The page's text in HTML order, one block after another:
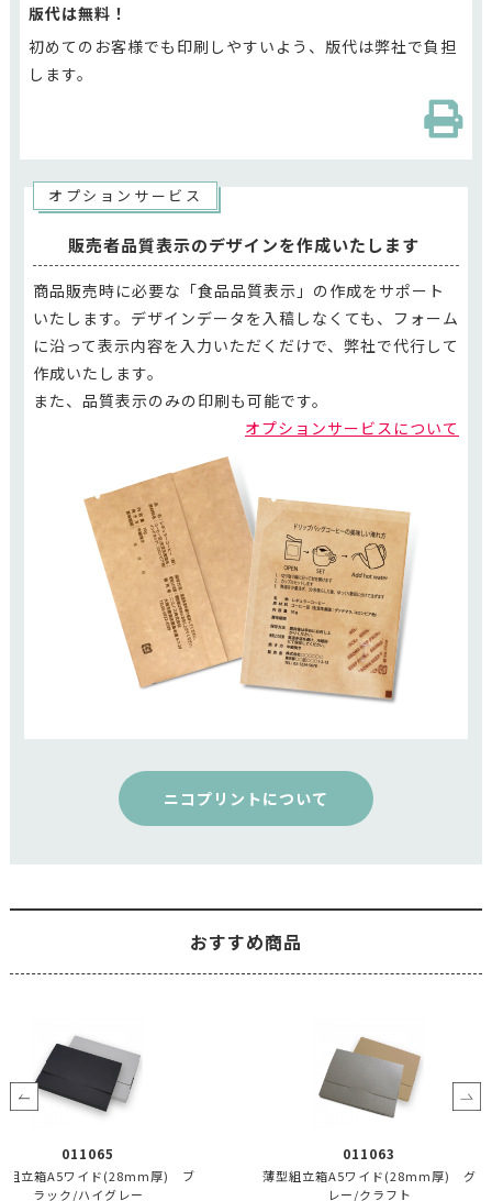
版代は無料！
初めてのお客様でも印刷しやすいよう、版代は弊社で負担
します。
オプションサービス
販売者品質表示のデザインを作成いたします
商品販売時に必要な「食品品質表示」の作成をサポート
いたします。デザインデータを入稿しなくても、フォーム
に沿って表示内容を入力いただくだけで、弊社で代行して
作成いたします。
また、品質表示のみの印刷も可能です。
オプションサービスについて
ニコプリントについて
おすすめ商品
011065
組立箱A5ワイド(28mm厚) ブ
ラック/ハイグレー
011063
薄型組立箱A5ワイド(28mm厚) グ
レー/クラフト